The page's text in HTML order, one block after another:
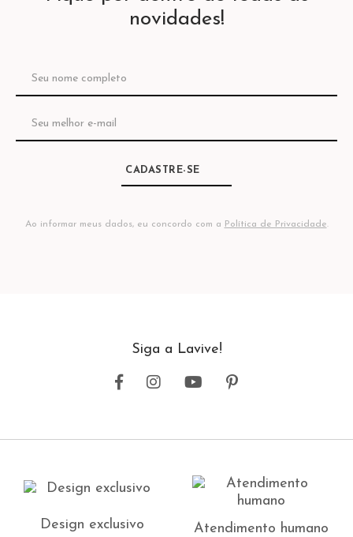
novidades!
CADASTRE-SE
Ao informar meus dados, eu concordo com a Política de Privacidade.
Siga a Lavive!
Design exclusivo Atendimento humano